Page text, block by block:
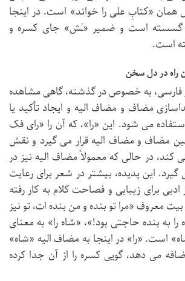
همان «کتابِ علی را خواند» است. در اینجا
گسسته است و ضمیر «ـَش» جای کسره و
است.
راه در دل سخن
فارسی، به خصوص در گذشته، گاهی مشاهده
مضاف و مضاف الیه و ایجاد تأکید یا
می شود. این «را»، که آن را «رای فک
مضاف و مضاف الیه قرار می گیرد و نقش
کند، در حالی که معمولاً مضاف الیه نیز در
گیرد. این پدیده، بیشتر در شعر برای رعایت
ادبی برای زیبایی و فصاحت کلام به کار رفته
معروف «مرا تو بنده و من بنده ات، تو نیز
را به بنده حاجتی بود!»، «شاه را» به معنای
است. «را» در اینجا به مضاف الیه «شاه»
می دهد، گویی کسره را از آن جدا کرده